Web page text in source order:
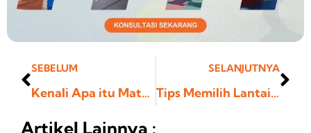
Prev
SEBELUM
Kenali Apa itu Matras, Fungsi dan Kegunaanya
SELANJUTNYA
Tips Memilih Lantai Playground Outdoor Terbaik yang Aman
Artikel Lainnya :